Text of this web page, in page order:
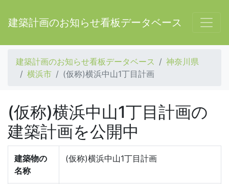
建築計画のお知らせ看板データベース
建築計画のお知らせ看板データベース
神奈川県
横浜市
(仮称)横浜中山1丁目計画
(仮称)横浜中山1丁目計画の
建築計画を公開中
建築物の
名称
(仮称)横浜中山1丁目計画